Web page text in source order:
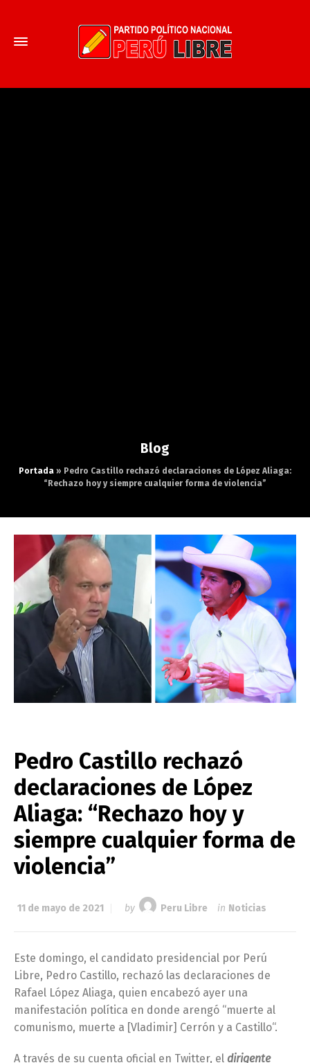
Blog
Portada » Pedro Castillo rechazó declaraciones de López Aliaga:
“Rechazo hoy y siempre cualquier forma de violencia”
Pedro Castillo rechazó
declaraciones de López
Aliaga: “Rechazo hoy y
siempre cualquier forma de
violencia”
11 de mayo de 2021 by Peru Libre in Noticias
Este domingo, el candidato presidencial por Perú
Libre, Pedro Castillo, rechazó las declaraciones de
Rafael López Aliaga, quien encabezó ayer una
manifestación política en donde arengó “muerte al
comunismo, muerte a [Vladimir] Cerrón y a Castillo“.
A través de su cuenta oficial en Twitter, el dirigente